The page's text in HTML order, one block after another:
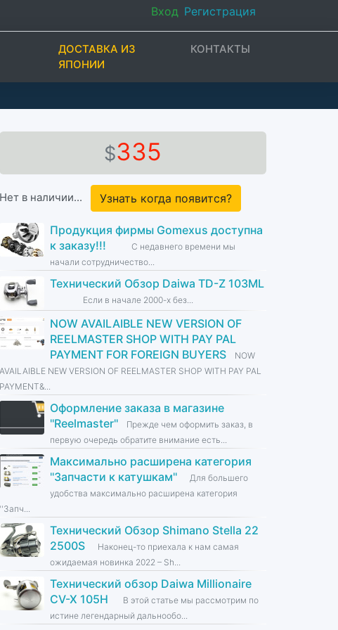
Вход Регистрация
ДОСТАВКА ИЗ
ЯПОНИИ
КОНТАКТЫ
$335
Нет в наличии... Узнать когда появится?
Продукция фирмы Gomexus доступна
к заказу!!!
С недавнего времени мы
начали сотрудничество...
Технический Обзор Daiwa TD-Z 103ML
Если в начале 2000-х без...
NOW AVAILAIBLE NEW VERSION OF
REELMASTER SHOP WITH PAY PAL
PAYMENT FOR FOREIGN BUYERS
NOW
AVAILAIBLE NEW VERSION OF REELMASTER SHOP WITH PAY PAL
PAYMENT&...
Оформление заказа в магазине
''Reelmaster''
Прежде чем оформить заказ, в
первую очередь обратите внимание есть...
Максимально расширена категория
''Запчасти к катушкам''
Для большего
удобства максимально расширена категория
''Запч...
Технический Обзор Shimano Stella 22
2500S
Наконец-то приехала к нам самая
ожидаемая новинка 2022 – Sh...
Технический обзор Daiwa Millionaire
CV-X 105H
В этой статье мы рассмотрим по
истине легендарный дальнообо...